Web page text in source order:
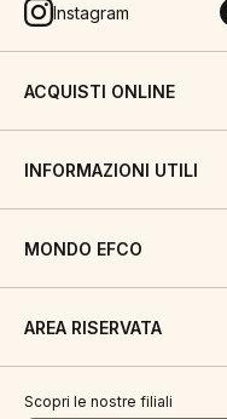
Instagram
ACQUISTI ONLINE
INFORMAZIONI UTILI
MONDO EFCO
AREA RISERVATA
Scopri le nostre filiali